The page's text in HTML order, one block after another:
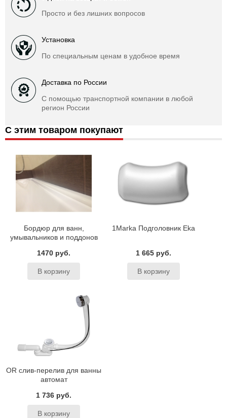
Просто и без лишних вопросов
Установка
По специальным ценам в удобное время
Доставка по России
С помощью транспортной компании в любой
регион России
С этим товаром покупают
Бордюр для ванн,
умывальников и поддонов
1470 руб.
1Marka Подголовник Eka
1 665 руб.
OR слив-перелив для ванны
автомат
1 736 руб.